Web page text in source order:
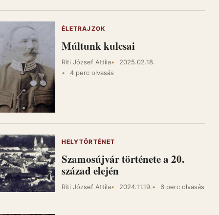
ÉLETRAJZOK
Múltunk kulcsai
Riti József Attila
2025.02.18.
4 perc olvasás
HELYTÖRTÉNET
Szamosújvár története a 20.
század elején
Riti József Attila 2024.11.19. 6 perc olvasás